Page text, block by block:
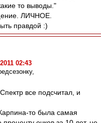
то выводы."
ЛИЧНОЕ.
правдой :)
02:43
все подсчитал, и
то была самая